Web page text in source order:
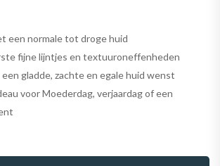
een normale tot droge huid
fijne lijntjes en textuuroneffenheden
gladde, zachte en egale huid wenst
voor Moederdag, verjaardag of een